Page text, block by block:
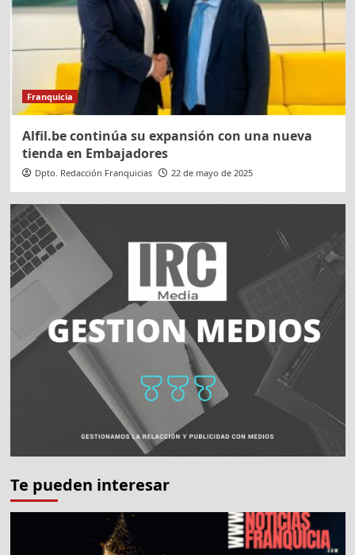
Franquicia
Alfil.be continúa su expansión con una nueva
tienda en Embajadores
Dpto. Redacción Franquicias 22 de mayo de 2025
Te pueden interesar